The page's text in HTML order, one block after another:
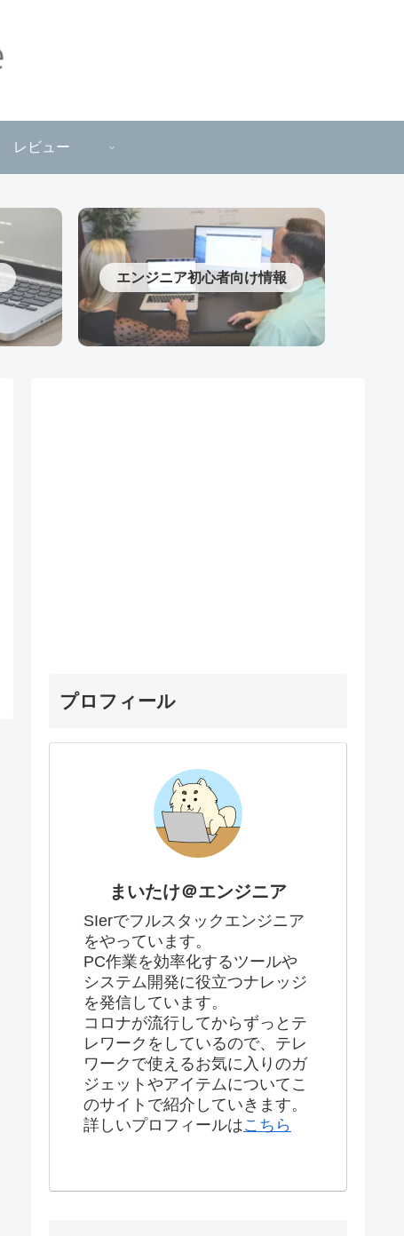
レビュー
エンジニア初心者向け情報
プロフィール
まいたけ＠エンジニア
SIerでフルスタックエンジニア
をやっています。
PC作業を効率化するツールや
システム開発に役立つナレッジ
を発信しています。
コロナが流行してからずっとテ
レワークをしているので、テレ
ワークで使えるお気に入りのガ
ジェットやアイテムについてこ
のサイトで紹介していきます。
詳しいプロフィールはこちら